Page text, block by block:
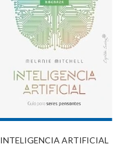
INTELIGENCIA ARTIFICIAL